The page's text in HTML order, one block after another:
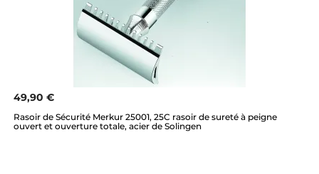
49,90 €
Rasoir de Sécurité Merkur 25001, 25C rasoir de sureté à peigne
ouvert et ouverture totale, acier de Solingen